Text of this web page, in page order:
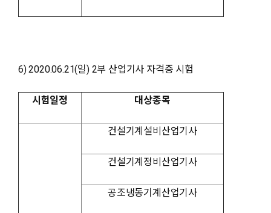
6) 2020.06.21(일) 2부 산업기사 자격증 시험
시험일정 대상종목
건설기계설비산업기사
건설기계정비산업기사
공조냉동기계산업기사